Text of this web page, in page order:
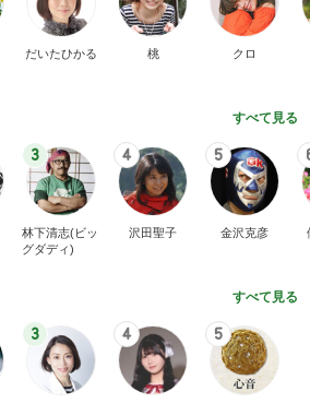
だいたひかる 桃 クロ
すべて見る
3
林下清志(ビッ
グダディ)
4
沢田聖子
5
金沢克彦
すべて見る
3 4 5